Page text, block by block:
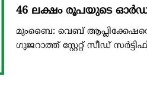
46 ലക്ഷം രൂപയുടെ
മുംബൈ: വെബ്
ഗുജറാത്ത് സ്റ്റേറ്റ് സീഡ്